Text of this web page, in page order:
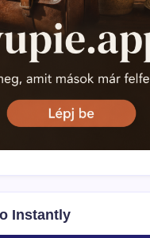
Instantly